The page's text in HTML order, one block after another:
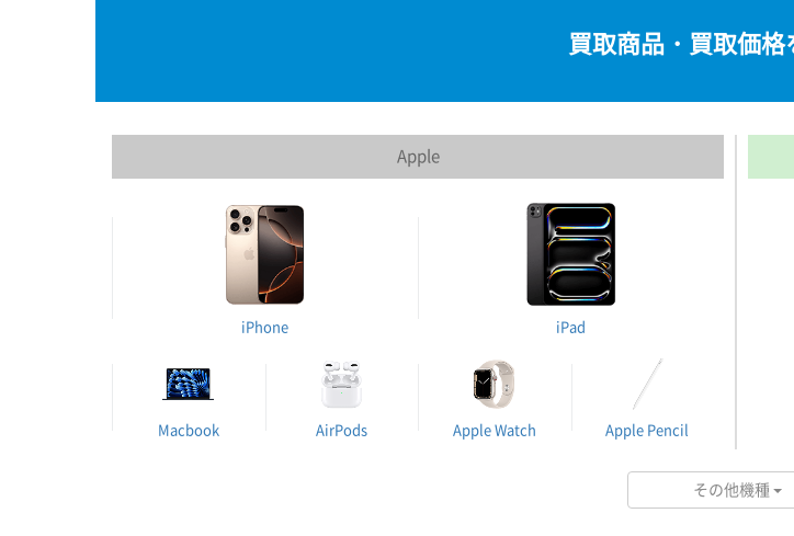
買取商品・買取価格
Apple
iPhone iPad
Macbook AirPods Apple Watch Apple Pencil
その他機種